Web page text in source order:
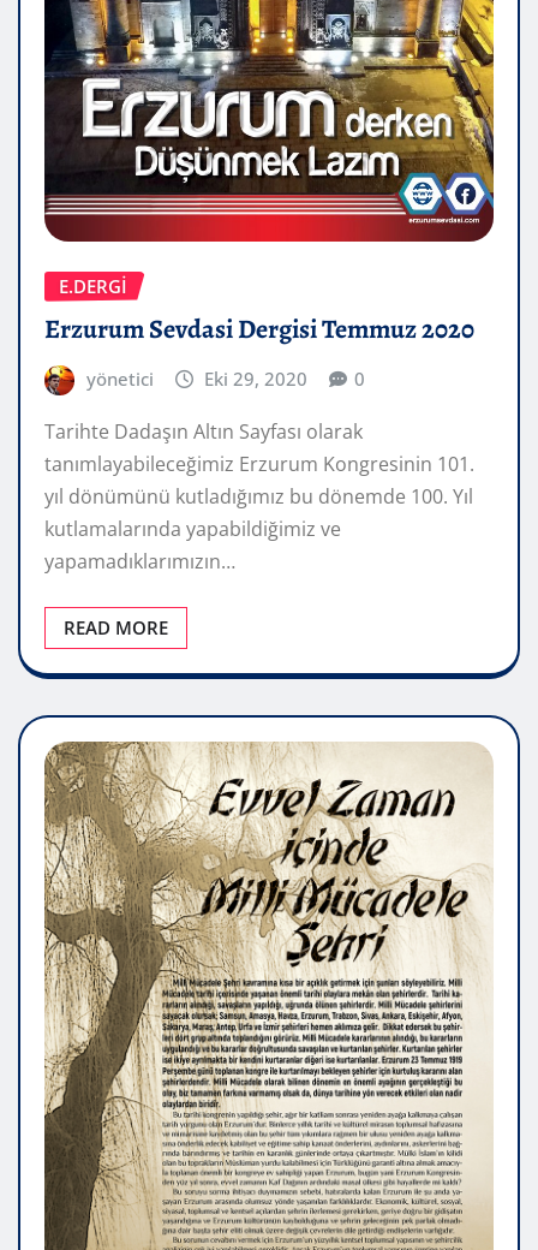
E.DERGİ
Erzurum Sevdasi Dergisi Temmuz 2020
yönetici Eki 29, 2020 0
Tarihte Dadaşın Altın Sayfası olarak
tanımlayabileceğimiz Erzurum Kongresinin 101.
yıl dönümünü kutladığımız bu dönemde 100. Yıl
kutlamalarında yapabildiğimiz ve
yapamadıklarımızın…
READ MORE